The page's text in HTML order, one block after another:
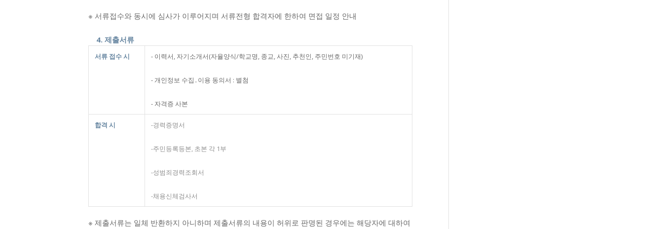
※ 서류접수와 동시에 심사가 이루어지며 서류전형 합격자에 한하여 면접 일정 안내
4. 제출서류
서류 접수 시 - 이력서, 자기소개서(자율양식/학교명, 종교, 사진, 추천인, 주민번호 미기재)
- 개인정보 수집․이용 동의서 : 별첨
- 자격증 사본
합격 시 -경력증명서
-주민등록등본, 초본 각 1부
-성범죄경력조회서
-채용신체검사서
※ 제출서류는 일체 반환하지 아니하며 제출서류의 내용이 허위로 판명된 경우에는 해당자에 대하여